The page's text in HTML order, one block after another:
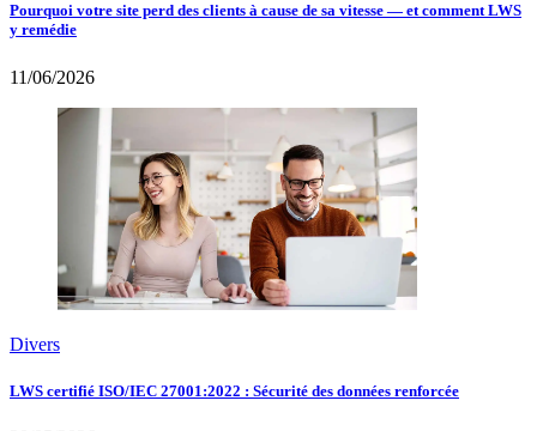
Pourquoi votre site perd des clients à cause de sa vitesse — et comment LWS
y remédie
11/06/2026
Divers
LWS certifié ISO/IEC 27001:2022 : Sécurité des données renforcée